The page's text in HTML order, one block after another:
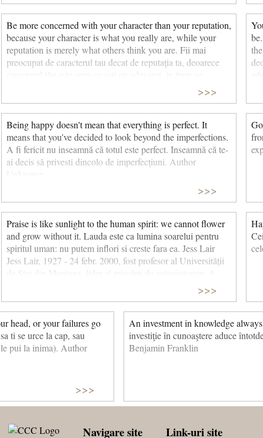
Be more concerned with your character than your reputation,
because your character is what you really are, while your
reputation is merely what others think you are. Fii mai
preocupat de caracterul tau decat de reputaţia ta, deoarece
>>>
Being happy doesn't mean that everything is perfect. It
means that you've decided to look beyond the imperfections.
A fi fericit nu inseamnă că totul este perfect. Inseamnă că te-
ai decis să privesti dincolo de imperfecţiuni. Author
Unknown
>>>
Praise is like sunlight to the human spirit: we cannot flower
and grow without it. Lauda este ca lumina soarelui pentru
spiritul uman: nu putem inflori si creste fara ea. Jess Lair
Jess Lair, 1927 - 24 febr. 2000, fost profesor al Universității
de Stat din Montana, lider al mișcării de autoajutorare. A
scris o carte bestseller considerată precursorul mișcării de
autoajutorare, I ain't much baby, but I'm all I've got. © CCC
>>>
head, or your failures go
ti se urce la cap, sau
pui la inima). Author
>>>
An investment in knowledge
investiţie în cunoaştere aduce
Benjamin Franklin
Navigare site Link-uri site